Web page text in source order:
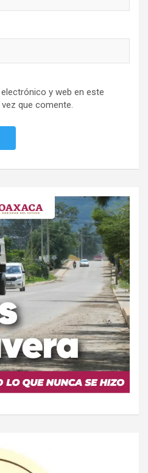
y web en este
que comente.